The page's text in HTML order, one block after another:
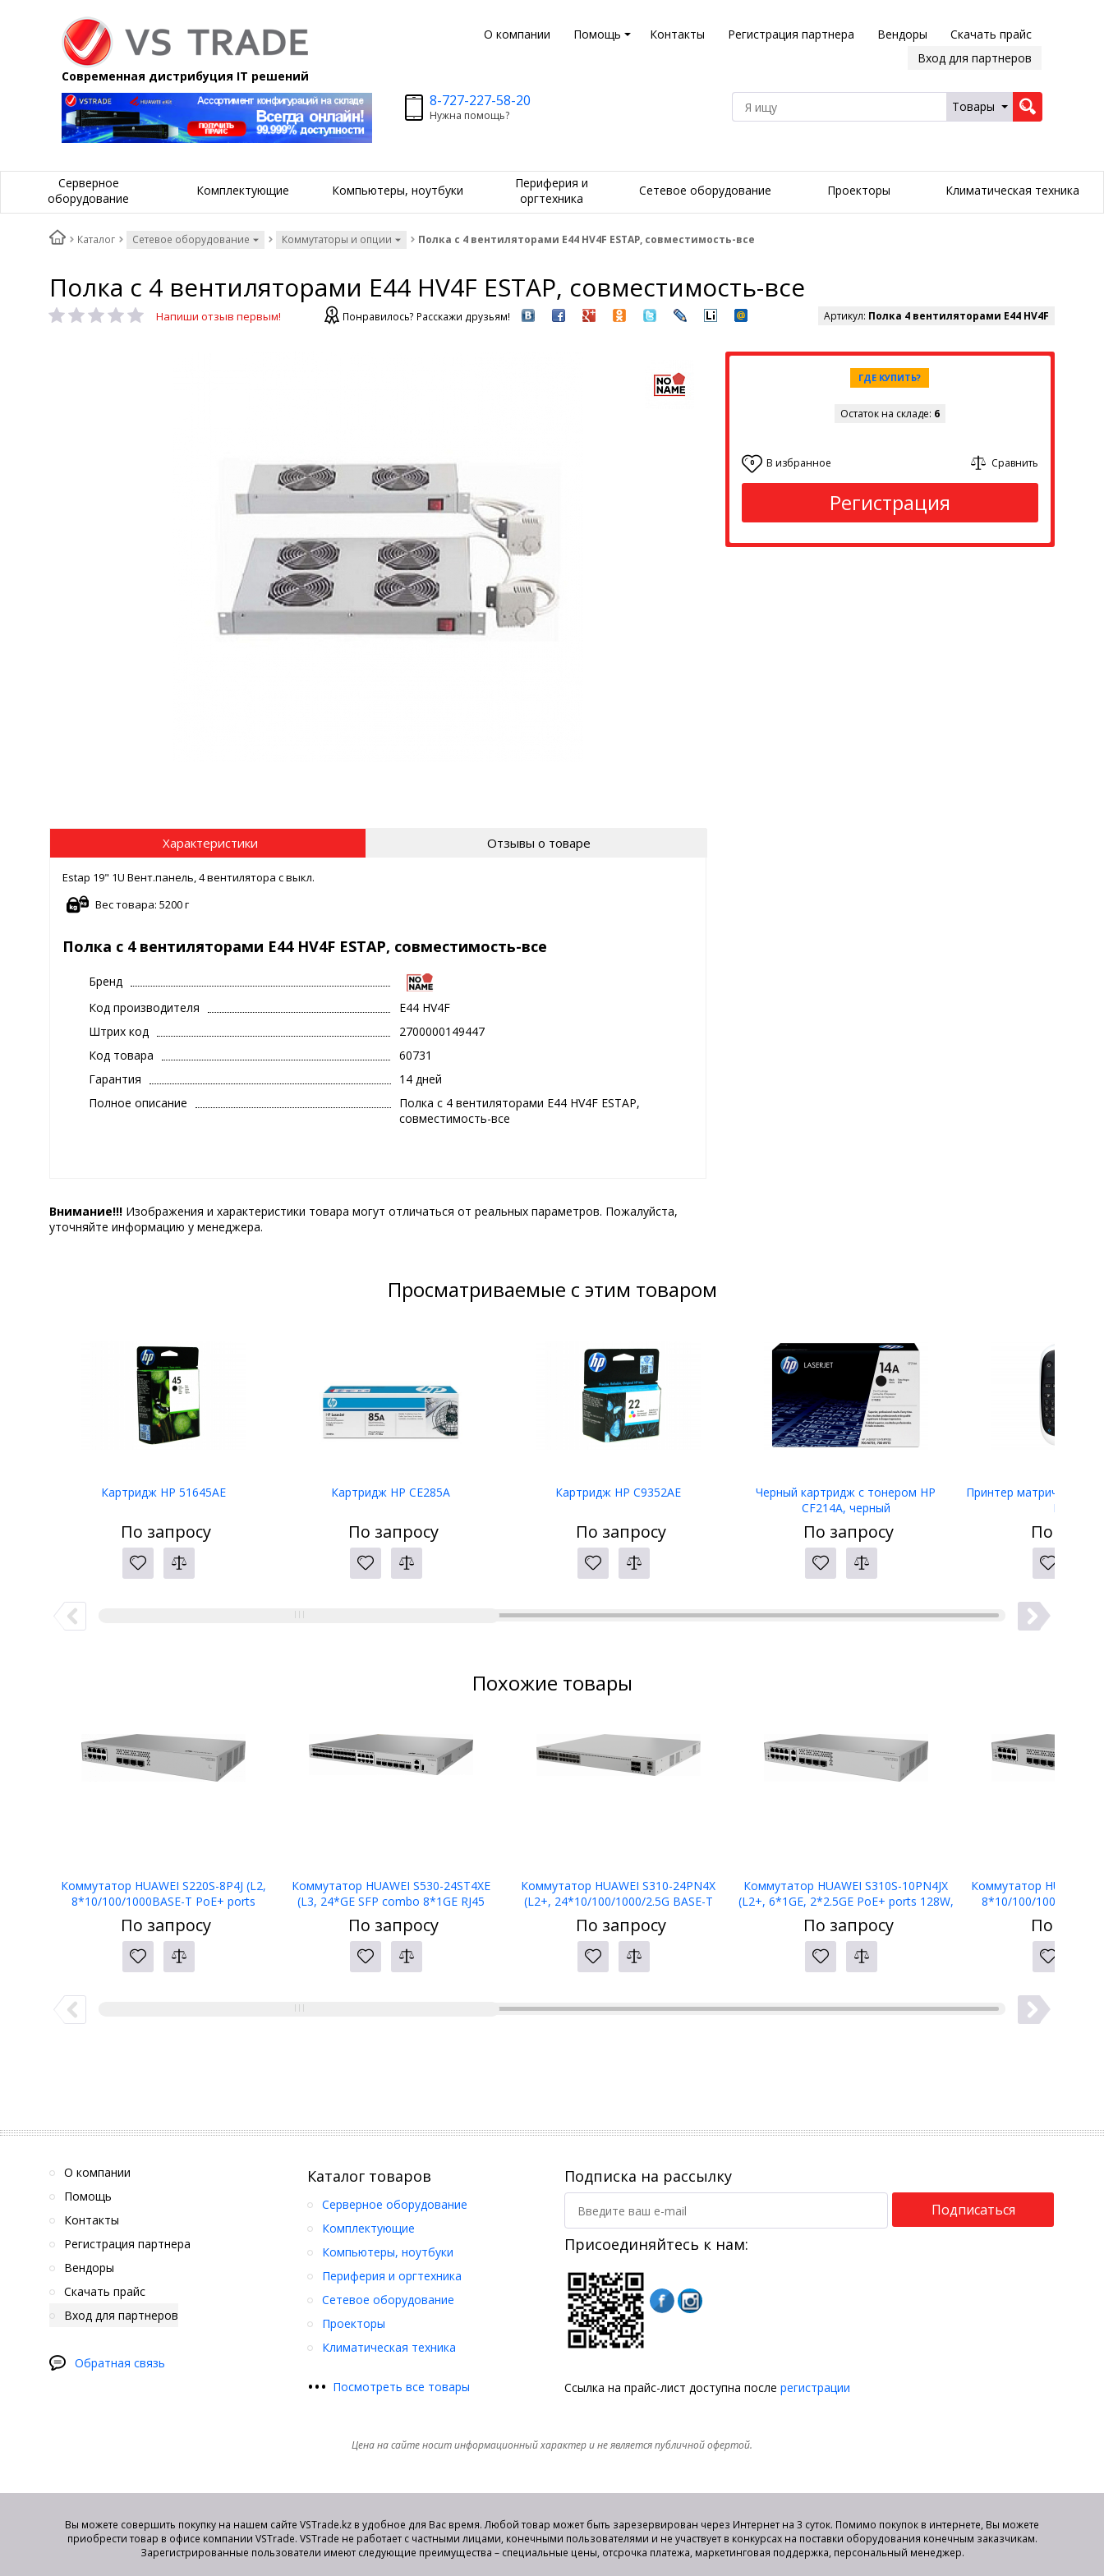
О компании Помощь Контакты Регистрация партнера Вендоры
Скачать прайс
Вход для партнеров
Современная дистрибуция IT решений
8-727-227-58-20
Нужна помощь?
Товары
Серверное
оборудование
Комплектующие Компьютеры, ноутбуки
Периферия и
оргтехника
Сетевое оборудование Проекторы Климатическая техника
Каталог Сетевое оборудование Коммутаторы и опции Полка с 4 вентиляторами E44 HV4F ESTAP, совместимость-все
Полка с 4 вентиляторами E44 HV4F ESTAP, совместимость-все
Напиши отзыв первым! Понравилось? Расскажи друзьям! Артикул: Полка 4 вентиляторами E44 HV4F
ГДЕ КУПИТЬ?
Остаток на складе: 6
0 В избранное Сравнить
Регистрация
Характеристики Отзывы о товаре
Estap 19" 1U Вент.панель, 4 вентилятора с выкл.
Вес товара: 5200 г
Полка с 4 вентиляторами E44 HV4F ESTAP, совместимость-все
Бренд
Код производителя
E44 HV4F
Штрих код
2700000149447
Код товара
60731
Гарантия
14 дней
Полное описание
Полка с 4 вентиляторами E44 HV4F ESTAP,
совместимость-все
Внимание!!! Изображения и характеристики товара могут отличаться от реальных параметров. Пожалуйста,
уточняйте информацию у менеджера.
Просматриваемые с этим товаром
Картридж HP 51645AE
По запросу
Картридж HP CE285A
По запросу
Картридж HP C9352AE
По запросу
Черный картридж с тонером HP
CF214A, черный
По запросу
Принтер матричный
LW-400
По
Похожие товары
Коммутатор HUAWEI S220S-8P4J (L2,
8*10/100/1000BASE-T PoE+ ports
128W, 4*2.5GE SFP ports, AC power,
Fanless)
По запросу
Коммутатор HUAWEI S530-24ST4XE
(L3, 24*GE SFP combo 8*1GE RJ45
ports, 4*10GE SFP+, 2*10GE SFP+ stack
ports, Dual AC)
По запросу
Коммутатор HUAWEI S310-24PN4X
(L2+, 24*10/100/1000/2.5G BASE-T
PoE+ ports 400W, 4*10GE SFP+ ports,
AC power)
По запросу
Коммутатор HUAWEI S310S-10PN4JX
(L2+, 6*1GE, 2*2.5GE PoE+ ports 128W,
2*1GE RJ45, 2*2.5GE SFP, 2*10GE SFP+
ports, AC)
По запросу
Коммутатор HUAWEI
8*10/100/1000BASE-
128W, 4*2.5GE SFP
Fanless)
По
О компании
Помощь
Контакты
Регистрация партнера
Вендоры
Скачать прайс
Вход для партнеров
Обратная связь
Каталог товаров
Серверное оборудование
Комплектующие
Компьютеры, ноутбуки
Периферия и оргтехника
Сетевое оборудование
Проекторы
Климатическая техника
••• Посмотреть все товары
Подписка на рассылку
Подписаться
Присоединяйтесь к нам:
Ссылка на прайс-лист доступна после регистрации
Цена на сайте носит информационный характер и не является публичной офертой.
Вы можете совершить покупку на нашем сайте VSTrade.kz в удобное для Вас время. Любой товар может быть зарезервирован через Интернет на 3 суток. Помимо покупок в интернете, Вы можете
приобрести товар в офисе компании VSTrade. VSTrade не работает с частными лицами, конечными пользователями и не участвует в конкурсах на поставки оборудования конечным заказчикам.
Зарегистрированные пользователи имеют следующие преимущества – специальные цены, отсрочка платежа, маркетинговая поддержка, персональный менеджер.